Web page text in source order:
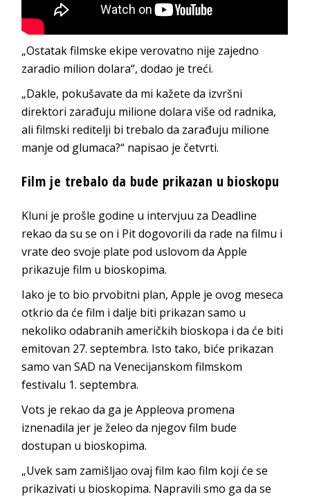
„Ostatak filmske ekipe verovatno nije zajedno
zaradio milion dolara“, dodao je treći.
„Dakle, pokušavate da mi kažete da izvršni
direktori zarađuju milione dolara više od radnika,
ali filmski reditelji bi trebalo da zarađuju milione
manje od glumaca?“ napisao je četvrti.
Film je trebalo da bude prikazan u bioskopu
Kluni je prošle godine u intervjuu za Deadline
rekao da su se on i Pit dogovorili da rade na filmu i
vrate deo svoje plate pod uslovom da Apple
prikazuje film u bioskopima.
Iako je to bio prvobitni plan, Apple je ovog meseca
otkrio da će film i dalje biti prikazan samo u
nekoliko odabranih američkih bioskopa i da će biti
emitovan 27. septembra. Isto tako, biće prikazan
samo van SAD na Venecijanskom filmskom
festivalu 1. septembra.
Vots je rekao da ga je Appleova promena
iznenadila jer je želeo da njegov film bude
dostupan u bioskopima.
„Uvek sam zamišljao ovaj film kao film koji će se
prikazivati u bioskopima. Napravili smo ga da se